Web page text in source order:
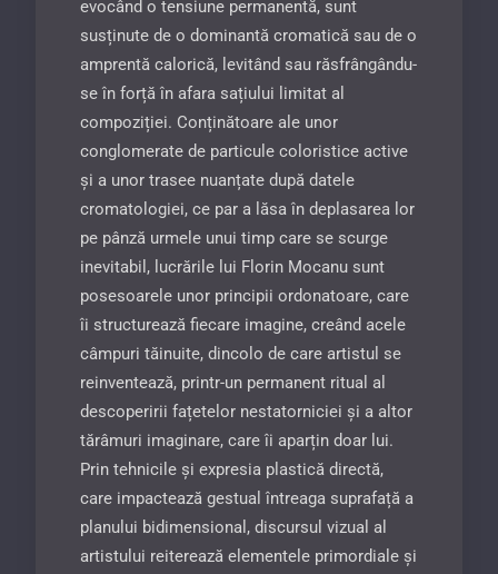
evocând o tensiune permanentă, sunt
susținute de o dominantă cromatică sau de o
amprentă ca­lorică, levitând sau răsfrângându-
se în forță în afara sațiului limitat al
compoziției. Conținătoare ale unor
conglomerate de particule coloristice active
și a unor trasee nuanțate după datele
cromatologiei, ce par a lăsa în deplasarea lor
pe pânză urmele unui timp care se scurge
inevitabil, lucrările lui Florin Mocanu sunt
posesoarele unor principii ordonatoare, care
îi structurează fiecare imagine, creând acele
câmpuri tăinu­ite, dincolo de care artistul se
reinventează, printr-un permanent ritual al
descoperirii fațetelor nestator­niciei și a altor
tărâmuri imaginare, care îi aparțin doar lui.
Prin tehnicile și expresia plastică directă,
care impactează gestual întreaga suprafață a
planului bidimensional, discursul vizual al
artistului reiterează elementele primordiale și